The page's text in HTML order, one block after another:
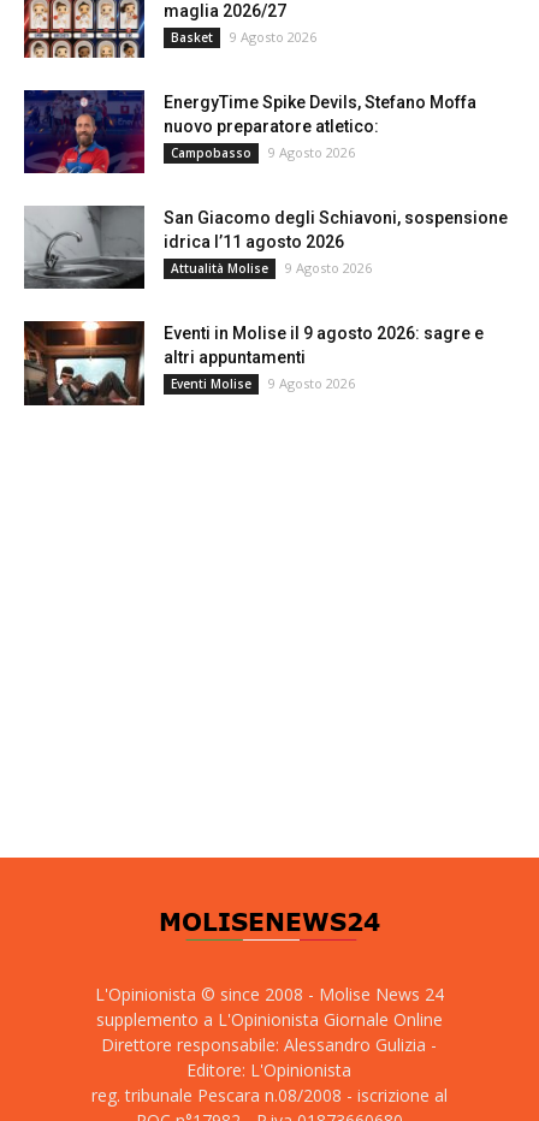
maglia 2026/27
Basket 9 Agosto 2026
EnergyTime Spike Devils, Stefano Moffa
nuovo preparatore atletico:
Campobasso 9 Agosto 2026
San Giacomo degli Schiavoni, sospensione
idrica l’11 agosto 2026
Attualità Molise 9 Agosto 2026
Eventi in Molise il 9 agosto 2026: sagre e
altri appuntamenti
Eventi Molise 9 Agosto 2026
L'Opinionista © since 2008 - Molise News 24
supplemento a L'Opinionista Giornale Online
Direttore responsabile: Alessandro Gulizia -
Editore: L'Opinionista
reg. tribunale Pescara n.08/2008 - iscrizione al